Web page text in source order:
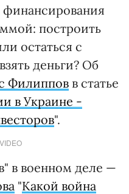
финансирования
построить
остаться с
деньги? Об
Филиппов в статье
в Украине -
".
в военном деле —
"Какой война